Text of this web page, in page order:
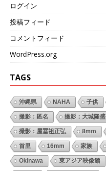
ログイン
投稿フィード
コメントフィード
WordPress.org
TAGS
沖縄県 NAHA 子供
撮影：匿名 撮影：大城隆盛
撮影：屋冨祖正弘 8mm
首里 16mm 家族
Okinawa 東アジア映像館